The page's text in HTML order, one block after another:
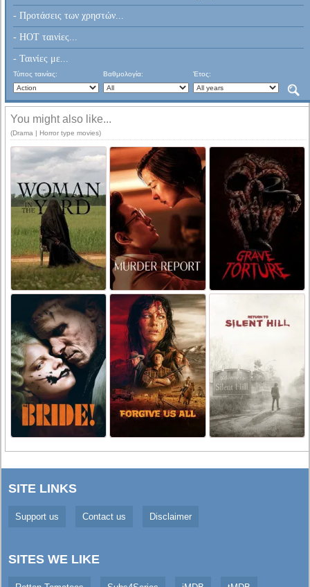
- Προτάσεις των χρηστών...
- HOT ταινίες...
- Ταινίες με...
Τύπος ταινίας: Βαθμολογία: Έτος:
You might also like...
(Drama | Horror type movies)
SITE LINKS
Support us Contact us Disclaimer
SITES WE LIKE